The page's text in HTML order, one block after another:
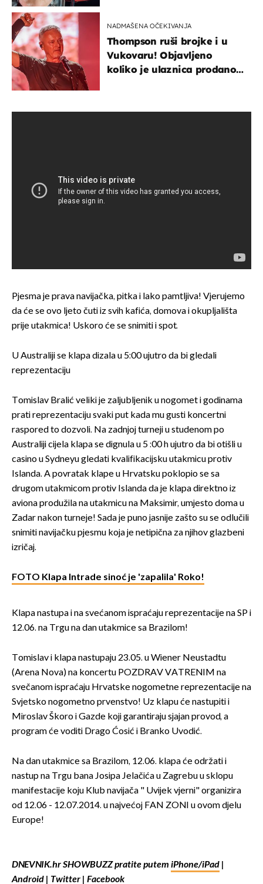
NADMAŠENA OČEKIVANJA
Thompson ruši brojke i u
Vukovaru! Objavljeno
koliko je ulaznica prodano
Pjesma je prava navijačka, pitka i lako pamtljiva! Vjerujemo
da će se ovo ljeto čuti iz svih kafića, domova i okupljališta
prije utakmica! Uskoro će se snimiti i spot.
U Australiji se klapa dizala u 5:00 ujutro da bi gledali
reprezentaciju
Tomislav Bralić veliki je zaljubljenik u nogomet i godinama
prati reprezentaciju svaki put kada mu gusti koncertni
raspored to dozvoli. Na zadnjoj turneji u studenom po
Australiji cijela klapa se dignula u 5 :00 h ujutro da bi otišli u
casino u Sydneyu gledati kvalifikacijsku utakmicu protiv
Islanda. A povratak klape u Hrvatsku poklopio se sa
drugom utakmicom protiv Islanda da je klapa direktno iz
aviona produžila na utakmicu na Maksimir, umjesto doma u
Zadar nakon turneje! Sada je puno jasnije zašto su se odlučili
snimiti navijačku pjesmu koja je netipična za njihov glazbeni
izričaj.
FOTO Klapa Intrade sinoć je 'zapalila' Roko!
Klapa nastupa i na svećanom ispraćaju reprezentacije na SP i
12.06. na Trgu na dan utakmice sa Brazilom!
Tomislav i klapa nastupaju 23.05. u Wiener Neustadtu
(Arena Nova) na koncertu POZDRAV VATRENIM na
svečanom ispraćaju Hrvatske nogometne reprezentacije na
Svjetsko nogometno prvenstvo! Uz klapu će nastupiti i
Miroslav Škoro i Gazde koji garantiraju sjajan provod, a
program će voditi Drago Ćosić i Branko Uvodić.
Na dan utakmice sa Brazilom, 12.06. klapa će održati i
nastup na Trgu bana Josipa Jelačića u Zagrebu u sklopu
manifestacije koju Klub navijača " Uvijek vjerni" organizira
od 12.06 - 12.07.2014. u najvećoj FAN ZONI u ovom djelu
Europe!
DNEVNIK.hr SHOWBUZZ pratite putem iPhone/iPad |
Android | Twitter | Facebook